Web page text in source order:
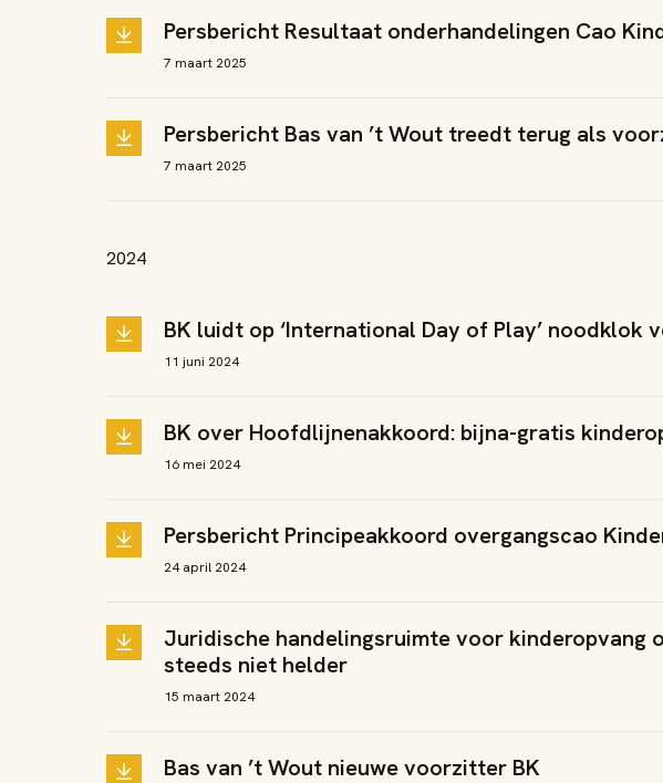
Persbericht Resultaat onderhandelingen Cao
7 maart 2025
Persbericht Bas van ’t Wout treedt terug als
7 maart 2025
2024
BK luidt op ‘International Day of Play’ noodklok
11 juni 2024
BK over Hoofdlijnenakkoord: bijna-gratis
16 mei 2024
Persbericht Principeakkoord overgangscao
24 april 2024
Juridische handelingsruimte voor kinderopvang
steeds niet helder
15 maart 2024
Bas van ’t Wout nieuwe voorzitter BK